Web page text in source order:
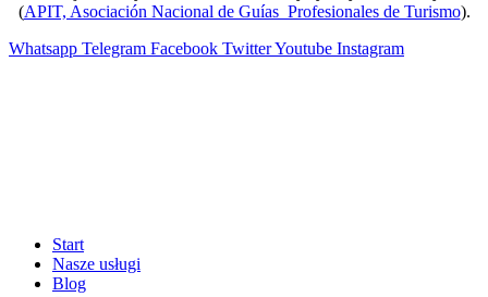
(APIT, Asociación Nacional de Guías Profesionales de Turismo).
Whatsapp Telegram Facebook TwitterYoutube Instagram
Start
Nasze usługi
Blog